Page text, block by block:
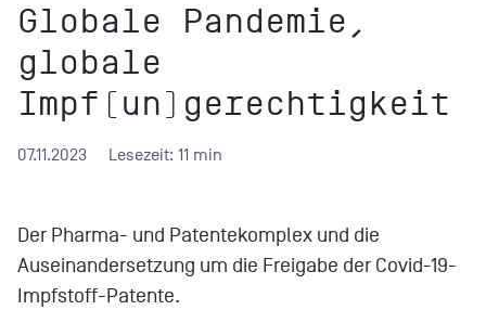
Globale Pandemie,
globale
Impf(un)gerechtigkeit
07.11.2023 Lesezeit: 11 min
Der Pharma- und Patentekomplex und die
Auseinandersetzung um die Freigabe der Covid-19-
Impfstoff-Patente.